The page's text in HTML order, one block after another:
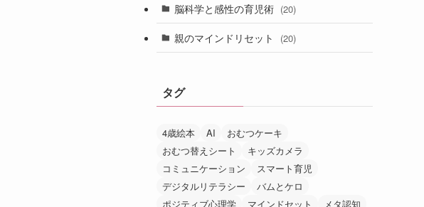
脳科学と感性の育児術 (20)
親のマインドリセット (20)
タグ
4歳絵本 AI
おむつケーキ
おむつ替えシート
キッズカメラ
コミュニケーション
スマート育児
デジタルリテラシー
バムとケロ
ポジティブ心理学
マインドセット メタ認知